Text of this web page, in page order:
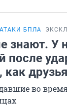
АТАКИ БПЛА
знают. У
как
во